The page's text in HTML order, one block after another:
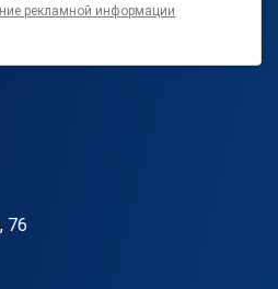
рекламной информации
76